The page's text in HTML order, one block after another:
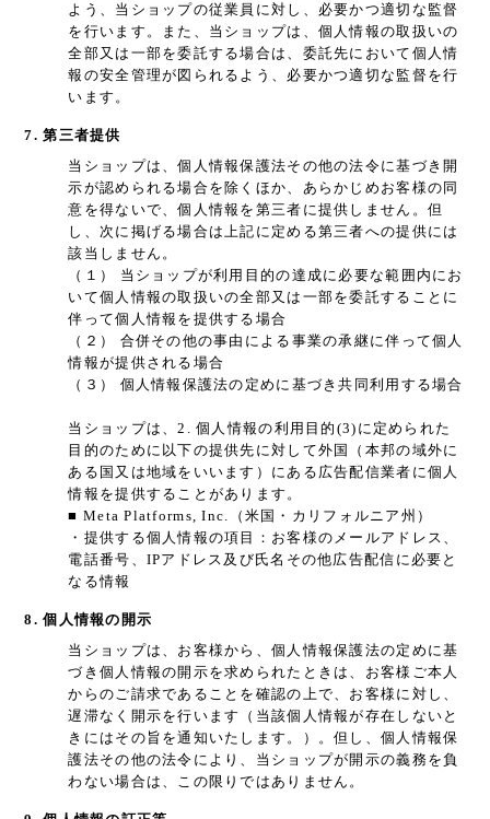
よう、当ショップの従業員に対し、必要かつ適切な監督
を行います。また、当ショップは、個人情報の取扱いの
全部又は一部を委託する場合は、委託先において個人情
報の安全管理が図られるよう、必要かつ適切な監督を行
います。
7. 第三者提供
当ショップは、個人情報保護法その他の法令に基づき開
示が認められる場合を除くほか、あらかじめお客様の同
意を得ないで、個人情報を第三者に提供しません。但
し、次に掲げる場合は上記に定める第三者への提供には
該当しません。
（１） 当ショップが利用目的の達成に必要な範囲内にお
いて個人情報の取扱いの全部又は一部を委託することに
伴って個人情報を提供する場合
（２） 合併その他の事由による事業の承継に伴って個人
情報が提供される場合
（３） 個人情報保護法の定めに基づき共同利用する場合
当ショップは、2. 個人情報の利用目的(3)に定められた
目的のために以下の提供先に対して外国（本邦の域外に
ある国又は地域をいいます）にある広告配信業者に個人
情報を提供することがあります。
■ Meta Platforms, Inc.（米国・カリフォルニア州）
・提供する個人情報の項目：お客様のメールアドレス、
電話番号、IPアドレス及び氏名その他広告配信に必要と
なる情報
8. 個人情報の開示
当ショップは、お客様から、個人情報保護法の定めに基
づき個人情報の開示を求められたときは、お客様ご本人
からのご請求であることを確認の上で、お客様に対し、
遅滞なく開示を行います（当該個人情報が存在しないと
きにはその旨を通知いたします。）。但し、個人情報保
護法その他の法令により、当ショップが開示の義務を負
わない場合は、この限りではありません。